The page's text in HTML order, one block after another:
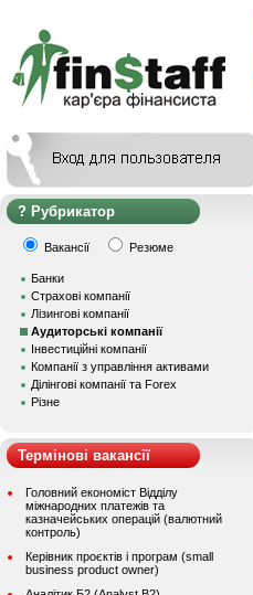
Рубрикатор
Вакансії Резюме
Банки
Страхові компанії
Лізингові компанії
Аудиторські компанії
Інвестиційні компанії
Компанії з управління активами
Ділінгові компанії та Forex
Різне
Термінові вакансії
Головний економіст Відділу
міжнародних платежів та
казначейських операцій (валютний
контроль)
Керівник проєктів і програм (small
business product owner)